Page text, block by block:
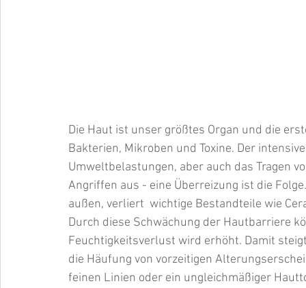
Die Haut ist unser größtes Organ und die
Bakterien, Mikroben und Toxine. Der
Umweltbelastungen, aber auch das Tragen
Angriffen aus - eine Überreizung ist die
außen, verliert  wichtige Bestandteile wie
Durch diese Schwächung der Hautbarriere
Feuchtigkeitsverlust wird erhöht. Damit
die Häufung von vorzeitigen
feinen Linien oder ein ungleichmäßiger